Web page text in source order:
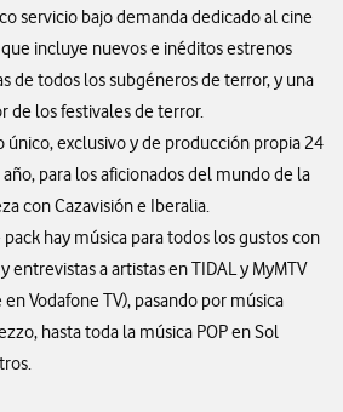
servicio bajo demanda dedicado al cine
incluye nuevos e inéditos estrenos
de todos los subgéneros de terror, y una
de los festivales de terror.
único, exclusivo y de producción propia 24
para los aficionados del mundo de la
con Cazavisión e Iberalia.
pack hay música para todos los gustos con
entrevistas a artistas en TIDAL y MyMTV
Vodafone TV), pasando por música
hasta toda la música POP en Sol